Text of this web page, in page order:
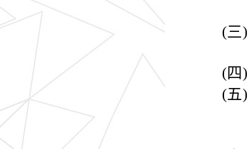
(三)
(四)
(五)